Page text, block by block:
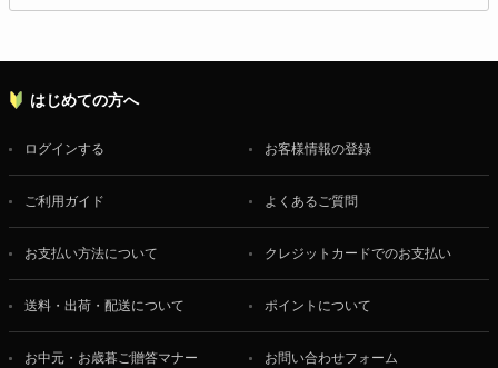
はじめての方へ
ログインする お客様情報の登録
ご利用ガイド よくあるご質問
お支払い方法について クレジットカードでのお支払い
送料・出荷・配送について ポイントについて
お中元・お歳暮ご贈答マナー お問い合わせフォーム